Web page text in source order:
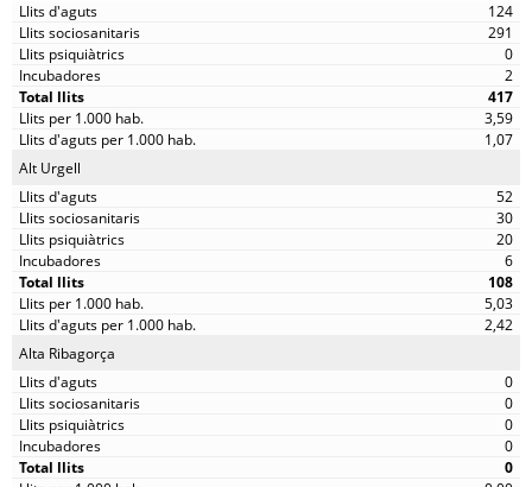
124
291
0
2
417
3,59
1,07
Alt Urgell
52
30
20
6
108
5,03
2,42
Alta Ribagorça
0
0
0
0
0